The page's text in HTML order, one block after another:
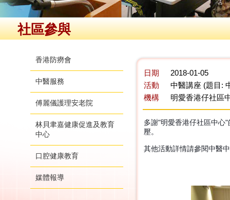
社區參與
香港防癆會
中醫服務
傅麗儀護理安老院
林貝聿嘉健康促進及教育
中心
口腔健康教育
媒體報導
日期
2018-01-05
活動
中醫講座 (題目:
機構
明愛香港仔社區
多謝"明愛香港仔社區中心
壓。
其他活動詳情請參閱中醫